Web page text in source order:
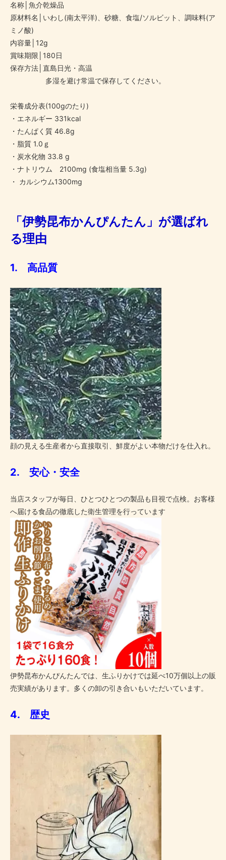
名称│魚介乾燥品
原材料名│いわし(南太平洋)、砂糖、食塩/ソルビット、調味料(ア
ミノ酸)
内容量│12g
賞味期限│180日
保存方法│直島日光・高温
多湿を避け常温で保存してください。
栄養成分表(100gのたり)
・エネルギー 331kcal
・たんぱく質 46.8g
・脂質 1.0ｇ
・炭水化物 33.8 g
・ナトリウム 2100mg (食塩相当量 5.3g)
・ カルシウム1300mg
「伊勢昆布かんぴんたん」が選ばれ
る理由
1. 高品質
顔の見える生産者から直接取引、鮮度がよい本物だけを仕入れ。
2. 安心・安全
当店スタッフが毎日、ひとつひとつの製品も目視で点検。お客様
へ届ける食品の徹底した衛生管理を行っています
伊勢昆布かんぴんたんでは、生ふりかけでは延べ10万個以上の販
売実績があります。多くの卸の引き合いもいただいています。
4. 歴史